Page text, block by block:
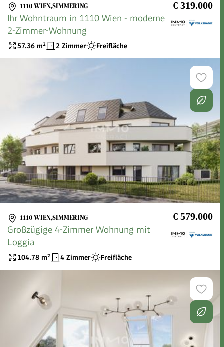
1110 WIEN,SIMMERING € 319.000
Ihr Wohntraum in 1110 Wien - moderne
2-Zimmer-Wohnung
57.36 m² 2 Zimmer Freifläche
1110 WIEN,SIMMERING € 579.000
Großzügige 4-Zimmer Wohnung mit
Loggia
104.78 m² 4 Zimmer Freifläche